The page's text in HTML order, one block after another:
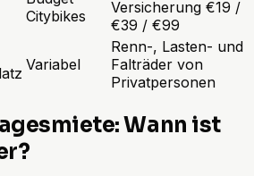
Citybikes
Versicherung €19 /
€39 / €99
Variabel
Renn-, Lasten- und
Falträder von
Privatpersonen
Wann ist